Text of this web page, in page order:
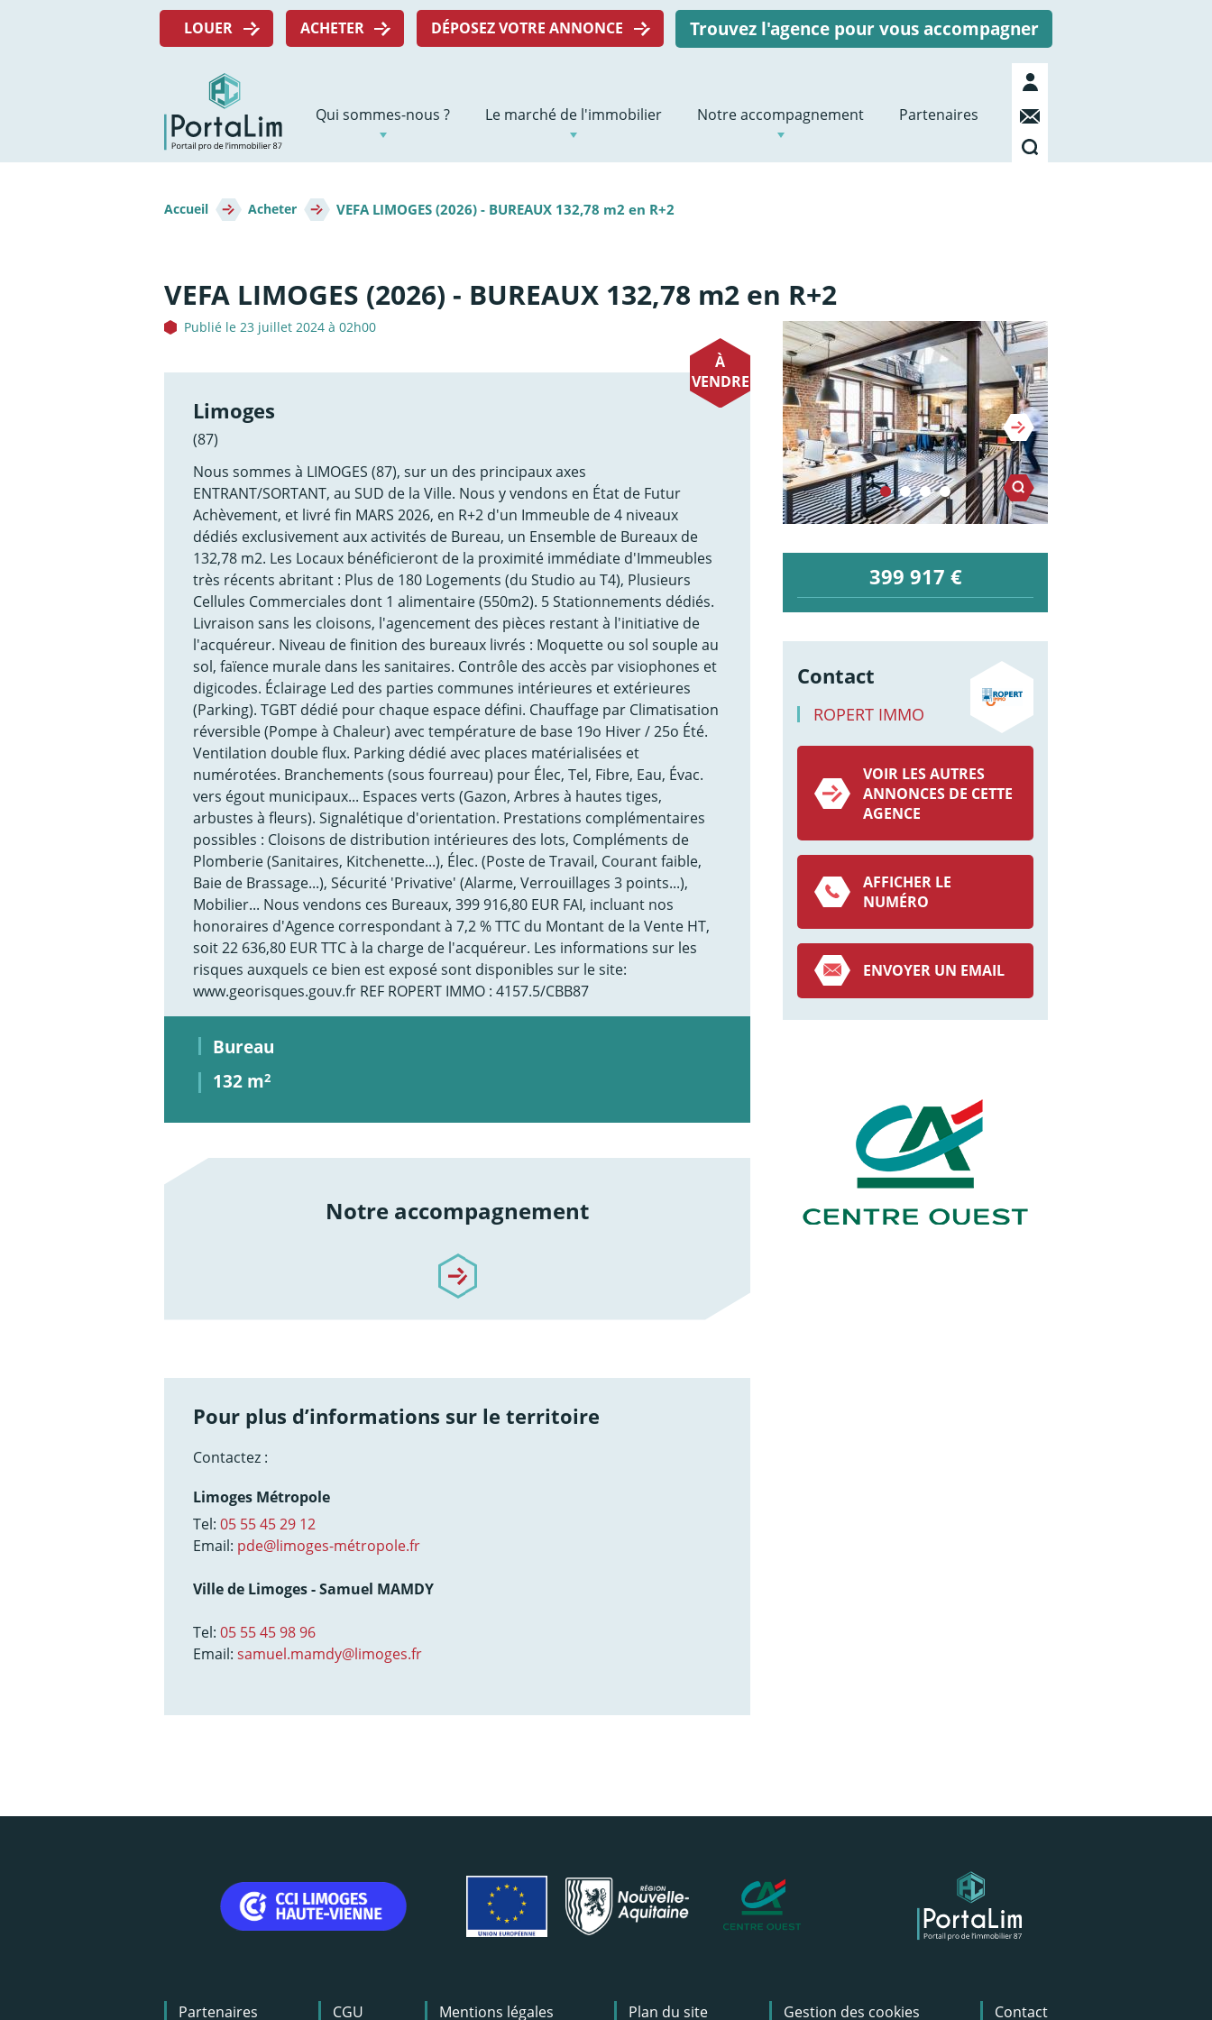
Menu
LOUER ACHETER DÉPOSEZ VOTRE ANNONCE Trouvez l'agence pour vous accompagner
Navigation
principale
Qui sommes-nous ? Le marché de l'immobilier Notre accompagnement Partenaires
Mon
compte
Contact
Recherche
d'Ariane
Accueil Acheter VEFA LIMOGES (2026) - BUREAUX 132,78 m2 en R+2
VEFA LIMOGES (2026) - BUREAUX 132,78 m2 en R+2
Publié le 23 juillet 2024 à 02h00
À
VENDRE
Limoges
(87)
Nous sommes à LIMOGES (87), sur un des principaux axes
ENTRANT/SORTANT, au SUD de la Ville. Nous y vendons en État de Futur
Achèvement, et livré fin MARS 2026, en R+2 d'un Immeuble de 4 niveaux
dédiés exclusivement aux activités de Bureau, un Ensemble de Bureaux de
132,78 m2. Les Locaux bénéficieront de la proximité immédiate d'Immeubles
très récents abritant : Plus de 180 Logements (du Studio au T4), Plusieurs
Cellules Commerciales dont 1 alimentaire (550m2). 5 Stationnements dédiés.
Livraison sans les cloisons, l'agencement des pièces restant à l'initiative de
l'acquéreur. Niveau de finition des bureaux livrés : Moquette ou sol souple au
sol, faïence murale dans les sanitaires. Contrôle des accès par visiophones et
digicodes. Éclairage Led des parties communes intérieures et extérieures
(Parking). TGBT dédié pour chaque espace défini. Chauffage par Climatisation
réversible (Pompe à Chaleur) avec température de base 19o Hiver / 25o Été.
Ventilation double flux. Parking dédié avec places matérialisées et
numérotées. Branchements (sous fourreau) pour Élec, Tel, Fibre, Eau, Évac.
vers égout municipaux... Espaces verts (Gazon, Arbres à hautes tiges,
arbustes à fleurs). Signalétique d'orientation. Prestations complémentaires
possibles : Cloisons de distribution intérieures des lots, Compléments de
Plomberie (Sanitaires, Kitchenette...), Élec. (Poste de Travail, Courant faible,
Baie de Brassage...), Sécurité 'Privative' (Alarme, Verrouillages 3 points...),
Mobilier... Nous vendons ces Bureaux, 399 916,80 EUR FAI, incluant nos
honoraires d'Agence correspondant à 7,2 % TTC du Montant de la Vente HT,
soit 22 636,80 EUR TTC à la charge de l'acquéreur. Les informations sur les
risques auxquels ce bien est exposé sont disponibles sur le site:
www.georisques.gouv.fr REF ROPERT IMMO : 4157.5/CBB87
Bureau
132 m2
Notre accompagnement
/notre-accompagnement
Pour plus d’informations sur le territoire
Contactez :
Limoges Métropole
Tel: 05 55 45 29 12
Email: pde@limoges-métropole.fr
Ville de Limoges - Samuel MAMDY
Tel: 05 55 45 98 96
Email: samuel.mamdy@limoges.fr
399 917 €
Contact
ROPERT IMMO
VOIR LES AUTRES
ANNONCES DE CETTE
AGENCE
AFFICHER LE
NUMÉRO
ENVOYER UN EMAIL
Menu
Partenaires CGU Mentions légales Plan du site Gestion des cookies Contact